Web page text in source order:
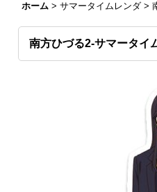
ホーム > サマータイムレンダ >
南方ひづる2-サマータイ